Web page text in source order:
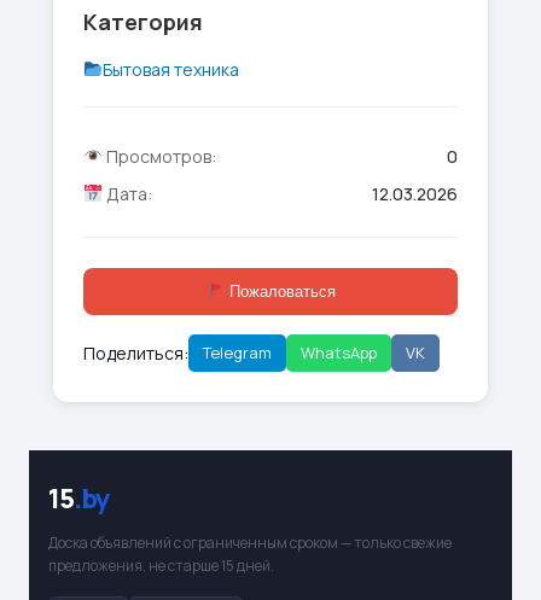
Категория
Бытовая техника
Просмотров:
0
Дата:
12.03.2026
Пожаловаться
Поделиться: Telegram WhatsApp VK
15.by
Доска объявлений с ограниченным сроком — только свежие
предложения, не старше 15 дней.